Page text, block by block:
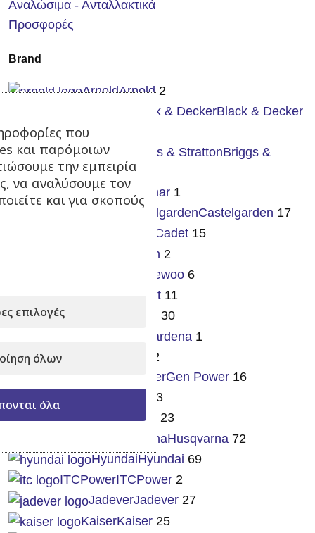
Αναλώσιμα - Ανταλλακτικά
Προσφορές
Brand
ArnoldArnold 2
Black & DeckerBlack & Decker
25
Briggs & StrattonBriggs &
Stratton 15
BrumarBrumar 1
CastelgardenCastelgarden 17
Cub Cadet 15
Cyclon
Cyclon 2
Daewoo 6
Dewalt 11
EGO 30
Gardena 1
Gardenman
32
Gen PowerGen Power 16
13
HondaHonda
23
HusqvarnaHusqvarna 72
HyundaiHyundai 69
ITCPowerITCPower 2
JadeverJadever 27
KaiserKaiser 25
που
και παρόμοιων
την εμπειρία
να αναλύσουμε τον
και για σκοπούς
επιλογές
όλων
όλα